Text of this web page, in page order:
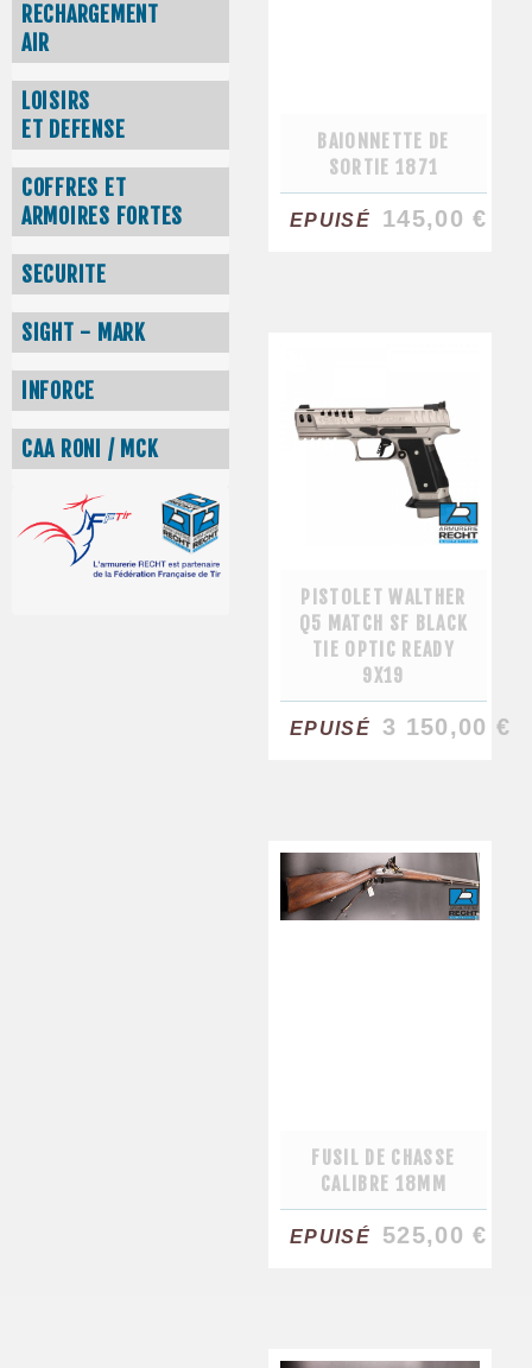
RECHARGEMENT
AIR
LOISIRS
ET DEFENSE
COFFRES ET
ARMOIRES FORTES
SECURITE
SIGHT - MARK
INFORCE
CAA RONI / MCK
BAIONNETTE DE
SORTIE 1871
EPUISÉ 145,00 €
PISTOLET WALTHER
Q5 MATCH SF BLACK
TIE OPTIC READY
9X19
EPUISÉ 3 150,00 €
FUSIL DE CHASSE
CALIBRE 18MM
EPUISÉ 525,00 €